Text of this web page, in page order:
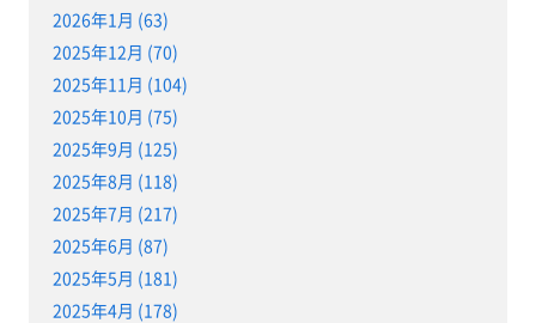
2026年1月 (63)
2025年12月 (70)
2025年11月 (104)
2025年10月 (75)
2025年9月 (125)
2025年8月 (118)
2025年7月 (217)
2025年6月 (87)
2025年5月 (181)
2025年4月 (178)